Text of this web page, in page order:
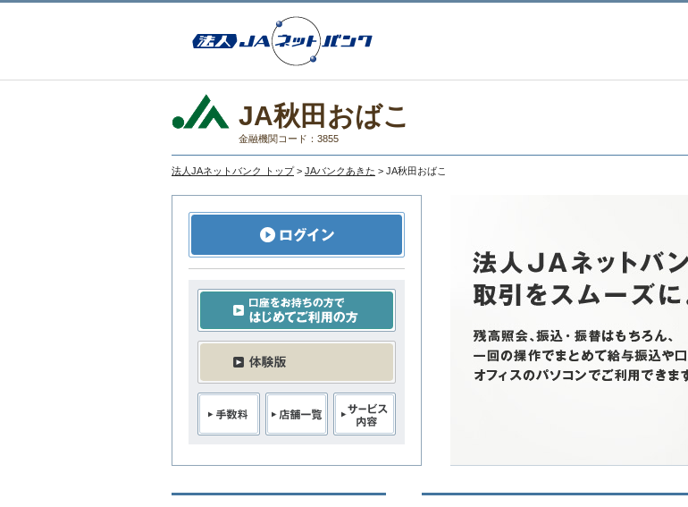
JA秋田おばこ
金融機関コード：3855
法人JAネットバンク トップ > JAバンクあきた > JA秋田おばこ